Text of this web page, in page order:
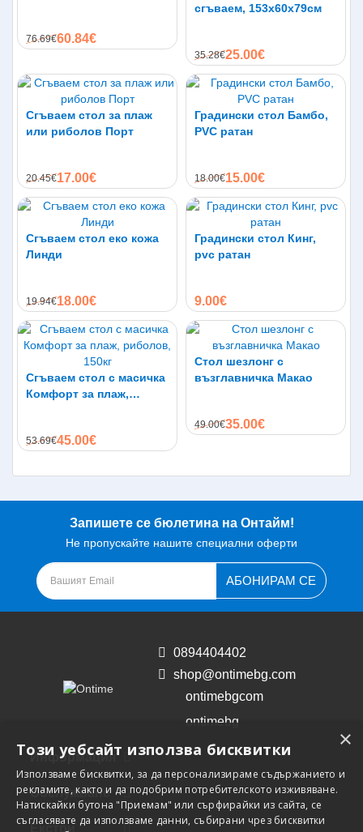
76.69€60.84€
сгъваем, 153х60х79см
35.28€25.00€
Сгъваем стол за плаж
или риболов Порт
20.45€17.00€
Градински стол Бамбо,
PVC ратан
18.00€15.00€
Сгъваем стол еко кожа
Линди
19.94€18.00€
Градински стол Кинг,
pvc ратан
9.00€
Сгъваем стол с масичка
Комфорт за плаж,
53.69€45.00€
Стол шезлонг с
възглавничка Макао
49.00€35.00€
Запишете се бюлетина на Онтайм!
Не пропускайте нашите специални оферти
АБОНИРАМ СЕ
0894404402
shop@ontimebg.com
ontimebgcom
ontimebg
Информация
Обслужване
Екстри
×
Този уебсайт използва бисквитки
Използваме бисквитки, за да персонализираме съдържанието и
рекламите, както и да подобрим потребителското изживяване.
Натискайки бутона "Приемам" или сърфирайки из сайта, се
съгласявате да използваме данни, събирани чрез бисквитки